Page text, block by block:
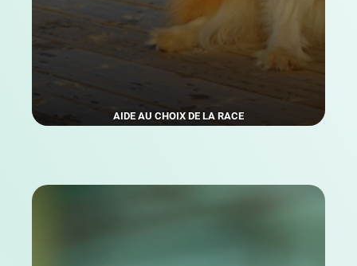
AIDE AU CHOIX DE LA RACE